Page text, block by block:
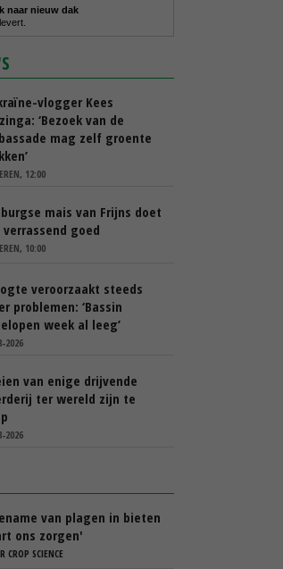
naar nieuw dak
vlogger Kees
‘Bezoek van de
mag zelf groente
12:00
mais van Frijns doet
goed
10:00
veroorzaakt steeds
problemen: ‘Bassin
week al leeg’
2026
van enige drijvende
ter wereld zijn te
2026
van plagen in bieten
ons zorgen'
CROP SCIENCE